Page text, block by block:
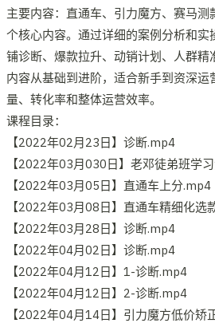
主要内容：直通车、引力魔方、赛马测
个核心内容。通过详细的案例分析和实
铺诊断、爆款拉升、动销计划、人群精
内容从基础到进阶，适合新手到资深
量、转化率和整体运营效率。
课程目录：
【2022年02月23日】诊断.mp4
【2022年03月030日】老邓徒弟班学
【2022年03月05日】直通车上分.mp4
【2022年03月08日】直通车精细化选
【2022年03月28日】诊断.mp4
【2022年04月02日】诊断.mp4
【2022年04月12日】1-诊断.mp4
【2022年04月12日】2-诊断.mp4
【2022年04月14日】引力魔方低价矫